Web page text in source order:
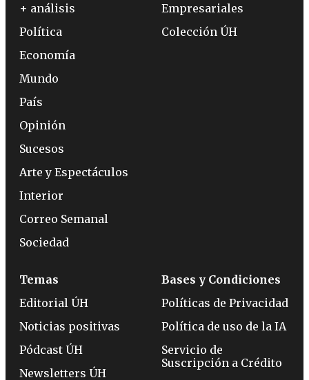
+ análisis
Política
Economía
Mundo
País
Opinión
Sucesos
Arte y Espectáculos
Interior
Correo Semanal
Sociedad
Empresariales
Colección ÚH
Temas
Editorial ÚH
Noticias positivas
Pódcast ÚH
Newsletters ÚH
Bases y Condiciones
Políticas de Privacidad
Política de uso de la IA
Servicio de
Suscripción a Crédito